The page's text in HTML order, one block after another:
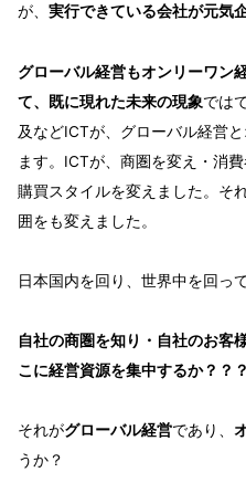
が、 実行できている会社が元気
グローバル経営もオンリーワン
て、既に現れた未来の現象では
及などICTが、グローバル経営
ます。ICTが、商圏を変え・消
購買スタイルを変えました。そ
囲をも変えました。
日本国内を回り、世界中を回っ
自社の商圏を知り・自社のお客
こに経営資源を集中するか？？？
それがグローバル経営であり、
うか？